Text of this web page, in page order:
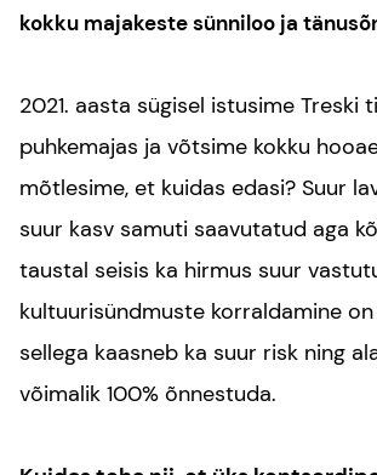
kokku majakeste sünniloo ja
2021. aasta sügisel istusime Treski
puhkemajas ja võtsime kokku
mõtlesime, et kuidas edasi? Suur
suur kasv samuti saavutatud aga
taustal seisis ka hirmus suur
kultuurisündmuste korraldamine
sellega kaasneb ka suur risk ning
võimalik 100% õnnestuda.